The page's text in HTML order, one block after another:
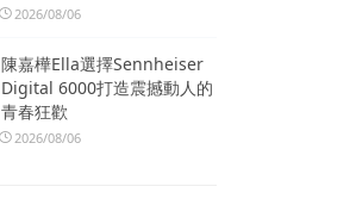
2026/08/06
陳嘉樺Ella選擇Sennheiser
Digital 6000打造震撼動人的
青春狂歡
2026/08/06